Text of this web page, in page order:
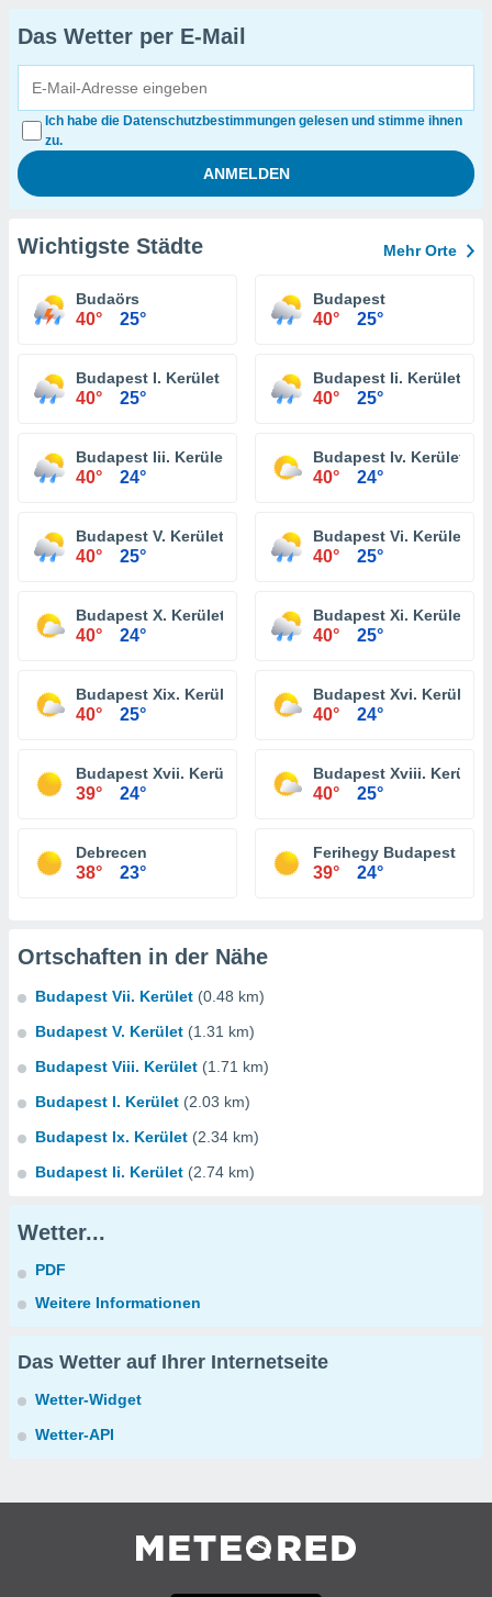
Das Wetter per E-Mail
Ich habe die Datenschutzbestimmungen gelesen und stimme ihnen
zu.
Wichtigste Städte Mehr Orte
Budaörs
40° 25°
Budapest
40° 25°
Budapest I. Kerület
40° 25°
Budapest Ii. Kerület
40° 25°
Budapest Iii. Kerület
40° 24°
Budapest Iv. Kerület
40° 24°
Budapest V. Kerület
40° 25°
Budapest Vi. Kerület
40° 25°
Budapest X. Kerület
40° 24°
Budapest Xi. Kerület
40° 25°
Budapest Xix. Kerület
40° 25°
Budapest Xvi. Kerület
40° 24°
Budapest Xvii. Kerület
39° 24°
Budapest Xviii. Kerület
40° 25°
Debrecen
38° 23°
Ferihegy Budapest
39° 24°
Ortschaften in der Nähe
Budapest Vii. Kerület (0.48 km)
Budapest V. Kerület (1.31 km)
Budapest Viii. Kerület (1.71 km)
Budapest I. Kerület (2.03 km)
Budapest Ix. Kerület (2.34 km)
Budapest Ii. Kerület (2.74 km)
Wetter...
PDF
Weitere Informationen
Das Wetter auf Ihrer Internetseite
Wetter-Widget
Wetter-API